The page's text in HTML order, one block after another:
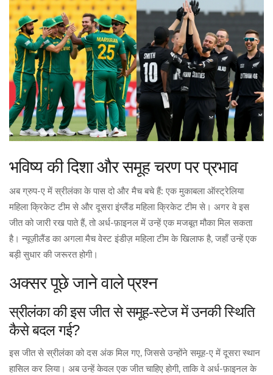
भविष्य की दिशा और समूह चरण पर प्रभाव
अब ग्रुप‑ए में स्रीलंका के पास दो और मैच बचे हैं: एक मुकाबला ऑस्ट्रेलिया
महिला क्रिकेट टीम से और दूसरा इंग्लैंड महिला क्रिकेट टीम से। अगर वे इस
जीत को जारी रख पाते हैं, तो अर्ध‑फ़ाइनल में उन्हें एक मजबूत मौका मिल सकता
है। न्यूज़ीलैंड का अगला मैच वेस्ट इंडीज़ महिला टीम के खिलाफ है, जहाँ उन्हें एक
बड़ी सुधार की जरूरत होगी।
अक्सर पूछे जाने वाले प्रश्न
स्रीलंका की इस जीत से समूह‑स्टेज में उनकी स्थिति
कैसे बदल गई?
इस जीत से स्रीलंका को दस अंक मिल गए, जिससे उन्होंने समूह‑ए में दूसरा स्थान
हासिल कर लिया। अब उन्हें केवल एक जीत चाहिए होगी, ताकि वे अर्ध‑फ़ाइनल के